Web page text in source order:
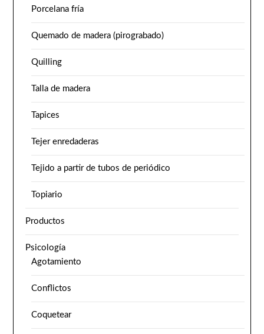
Porcelana fría
Quemado de madera (pirograbado)
Quilling
Talla de madera
Tapices
Tejer enredaderas
Tejido a partir de tubos de periódico
Topiario
Productos
Psicología
Agotamiento
Conflictos
Coquetear